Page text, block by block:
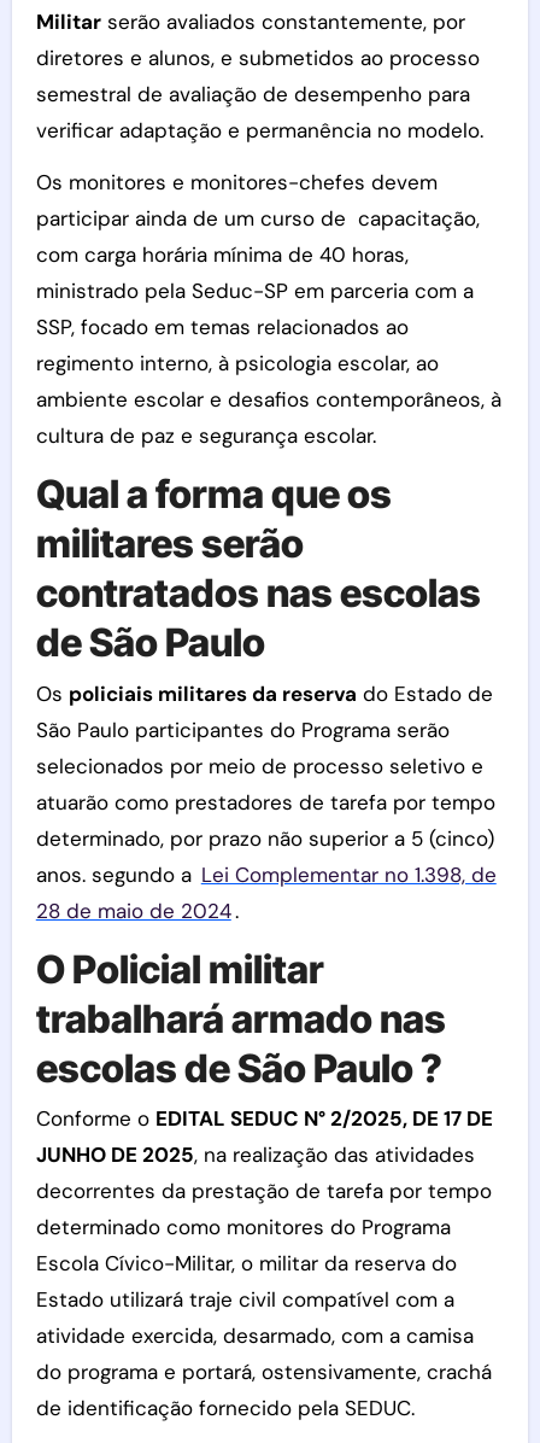
Militarserão avaliados constantemente, por
diretores e alunos, e submetidos ao processo
semestral de avaliação de desempenho para
verificar adaptação e permanência no modelo.
Os monitores e monitores-chefes devem
participar ainda de um curso de capacitação,
com carga horária mínima de 40 horas,
ministrado pela Seduc-SP em parceria com a
SSP, focado em temas relacionados ao
regimento interno, à psicologia escolar, ao
ambiente escolar e desafios contemporâneos, à
cultura de paz e segurança escolar.
Qual a forma que os
militares serão
contratados nas escolas
de São Paulo
Os policiais militares da reserva do Estado de
São Paulo participantes do Programa serão
selecionados por meio de processo seletivo e
atuarão como prestadores de tarefa por tempo
determinado, por prazo não superior a 5 (cinco)
anos. segundo a Lei Complementar no 1.398, de
28 de maio de 2024.
O Policial militar
trabalhará armado nas
escolas de São Paulo ?
Conforme o EDITAL SEDUC N° 2/2025, DE 17 DE
JUNHO DE 2025, na realização das atividades
decorrentes da prestação de tarefa por tempo
determinado como monitores do Programa
Escola Cívico-Militar, o militar da reserva do
Estado utilizará traje civil compatível com a
atividade exercida, desarmado, com a camisa
do programa e portará, ostensivamente, crachá
de identificação fornecido pela SEDUC.